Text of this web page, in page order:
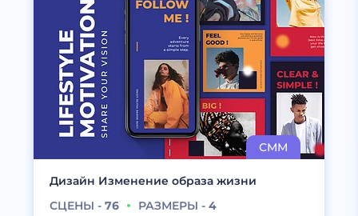
Дизайн Изменение образа жизни
СЦЕНЫ - 76 РАЗМЕРЫ - 4